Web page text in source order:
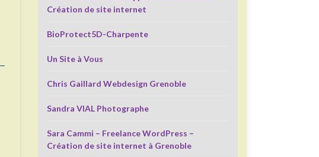
Création de site internet
BioProtect5D-Charpente
Un Site à Vous
Chris Gaillard Webdesign Grenoble
Sandra VIAL Photographe
Sara Cammi – Freelance WordPress –
Création de site internet à Grenoble